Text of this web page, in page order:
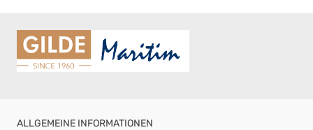
ALLGEMEINE INFORMATIONEN